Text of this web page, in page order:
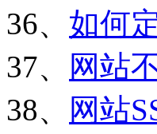
36、 如何
37、
网站
38、
网站